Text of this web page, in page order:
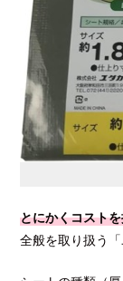
とにかくコスト
全般を取り扱う